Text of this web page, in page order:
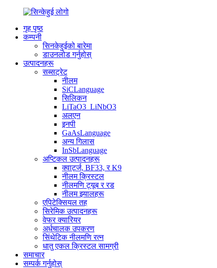
गृह पृष्ठ
कम्पनी
सिनकेहुईको बारेमा
डाउनलोड गर्नुहोस्
उत्पादनहरू
सब्सट्रेट
नीलम
SiCLanguage
सिलिकन
LiTaO3_LiNbO3
अलएन
इनपी
GaAsLanguage
अन्य गिलास
InSbLanguage
अप्टिकल उत्पादनहरू
क्वार्ट्ज, BF33, र K9
नीलम क्रिस्टल
नीलमणि ट्यूब र रड
नीलम झ्यालहरू
एपिटेक्सियल तह
सिरेमिक उत्पादनहरू
वेफर क्यारियर
अर्धचालक उपकरण
सिंथेटिक नीलमणि रत्न
धातु एकल क्रिस्टल सामग्री
समाचार
सम्पर्क गर्नुहोस्